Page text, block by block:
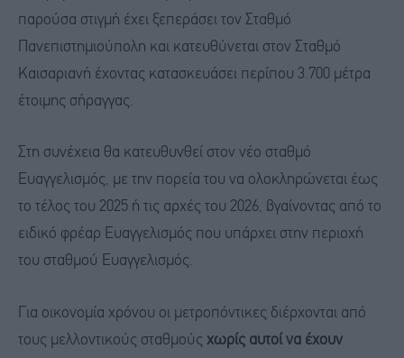
παρούσα στιγμή έχει ξεπεράσει τον Σταθμό
Πανεπιστημιούπολη και κατευθύνεται στον Σταθμό
Καισαριανή έχοντας κατασκευάσει περίπου 3.700 μέτρα
έτοιμης σήραγγας.
Στη συνέχεια θα κατευθυνθεί στον νέο σταθμό
Ευαγγελισμός, με την πορεία του να ολοκληρώνεται έως
το τέλος του 2025 ή τις αρχές του 2026, βγαίνοντας από το
ειδικό φρέαρ Ευαγγελισμός που υπάρχει στην περιοχή
του σταθμού Ευαγγελισμός.
Για οικονομία χρόνου οι μετροπόντικες διέρχονται από
τους μελλοντικούς σταθμούς χωρίς αυτοί να έχουν